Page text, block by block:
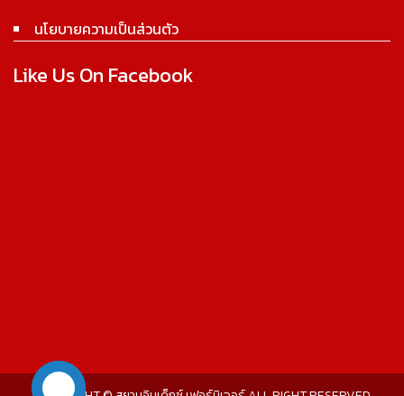
นโยบายความเป็นส่วนตัว
Like Us On Facebook